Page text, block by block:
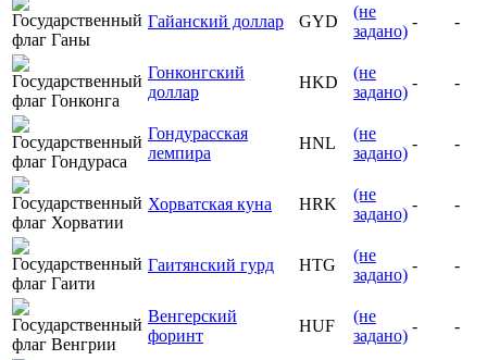
Гайанский доллар GYD
(не
задано)
- -
Гонконгский
доллар
HKD
(не
задано)
- -
Гондурасская
лемпира
HNL
(не
задано)
- -
Хорватская куна HRK
(не
задано)
- -
Гаитянский гурд HTG
(не
задано)
- -
Венгерский
форинт
HUF
(не
задано)
- -